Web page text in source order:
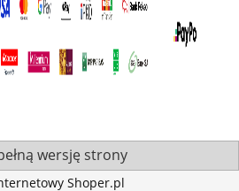
wersję strony
Shoper.pl